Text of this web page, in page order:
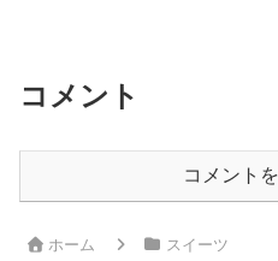
コメント
コメント
ホーム スイーツ